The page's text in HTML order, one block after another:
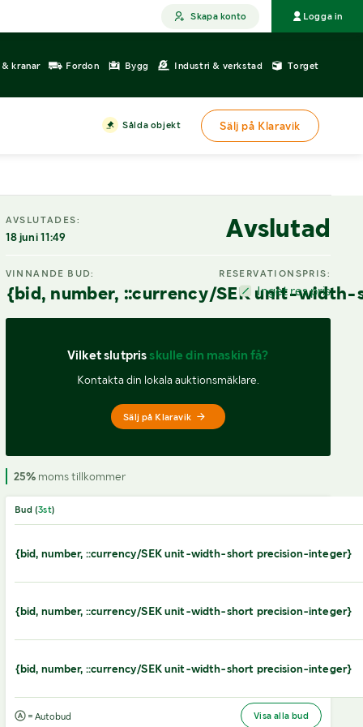
Skapa konto Logga in
kranar Fordon Bygg Industri & verkstad Torget
Sålda objekt Sälj på Klaravik
AVSLUTADES:
18 juni 11:49 Avslutad
VINNANDE BUD:
{bid, number, ::currency/SEK unit-
RESERVATIONSPRIS:
Inget res.pris
Vilket slutpris skulle din maskin få?
Kontakta din lokala auktionsmäklare.
Sälj på Klaravik
25%moms tillkommer
Bud (3st)
{bid, number, ::currency/SEK unit-width-short precision-integer}
{bid, number, ::currency/SEK unit-width-short precision-integer}
{bid, number, ::currency/SEK unit-width-short precision-integer}
= Autobud Visa alla bud